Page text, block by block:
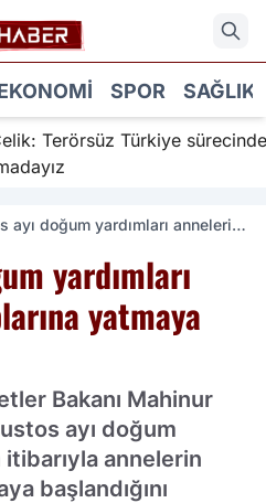
SPOR SAĞLIK
Terörsüz Türkiye sürecinde
ayı doğum yardımları annelerin
yardımları
yatmaya
Bakanı Mahinur
ayı doğum
itibarıyla annelerin
başlandığını